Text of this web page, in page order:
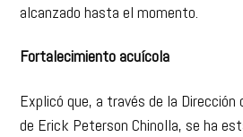
alcanzado hasta el momento.
Fortalecimiento acuícola
Explicó que, a través de la Dirección
de Erick Peterson Chinolla, se ha